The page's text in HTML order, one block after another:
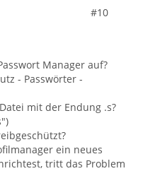
#10
Manager auf?
- Passwörter -
mit der Endung .s?
ein neues
tritt das Problem